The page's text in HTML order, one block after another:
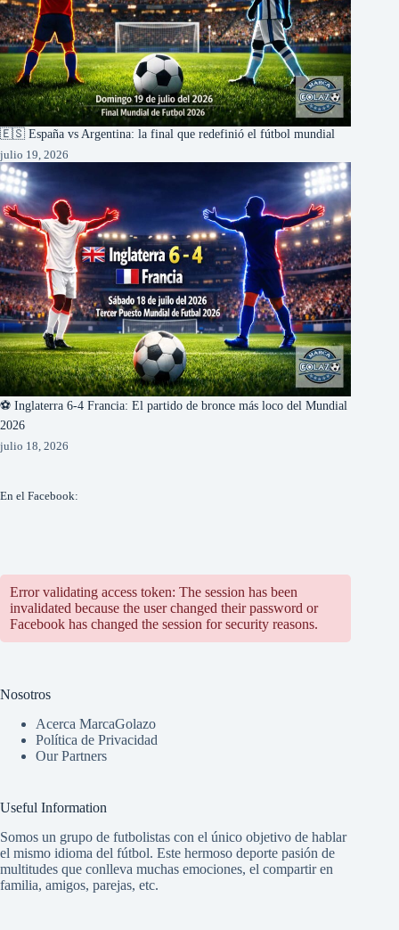
🇪🇸 España vs Argentina: la final que redefinió el fútbol mundial
julio 19, 2026
⚽ Inglaterra 6-4 Francia: El partido de bronce más loco del Mundial
2026
julio 18, 2026
En el Facebook:
Error validating access token: The session has been
invalidated because the user changed their password or
Facebook has changed the session for security reasons.
Nosotros
Acerca MarcaGolazo
Política de Privacidad
Our Partners
Useful Information
Somos un grupo de futbolistas con el único objetivo de hablar
el mismo idioma del fútbol. Este hermoso deporte pasión de
multitudes que conlleva muchas emociones, el compartir en
familia, amigos, parejas, etc.